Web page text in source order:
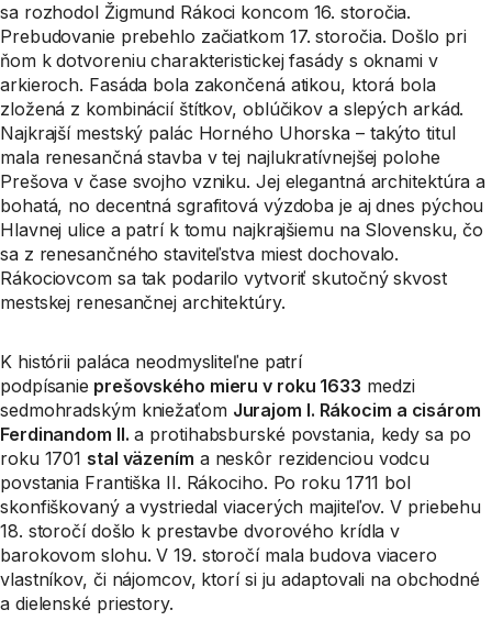
sa rozhodol Žigmund Rákoci koncom 16. storočia.
Prebudovanie prebehlo začiatkom 17. storočia. Došlo pri
ňom k dotvoreniu charakteristickej fasády s oknami v
arkieroch. Fasáda bola zakončená atikou, ktorá bola
zložená z kombinácií štítkov, oblúčikov a slepých arkád.
Najkrajší mestský palác Horného Uhorska – takýto titul
mala renesančná stavba v tej najlukratívnejšej polohe
Prešova v čase svojho vzniku. Jej elegantná architektúra a
bohatá, no decentná sgrafitová výzdoba je aj dnes pýchou
Hlavnej ulice a patrí k tomu najkrajšiemu na Slovensku, čo
sa z renesančného staviteľstva miest dochovalo.
Rákociovcom sa tak podarilo vytvoriť skutočný skvost
mestskej renesančnej architektúry.
K histórii paláca neodmysliteľne patrí
podpísanie prešovského mieru v roku 1633 medzi
sedmohradským kniežaťom Jurajom I. Rákocim a cisárom
Ferdinandom II. a protihabsburské povstania, kedy sa po
roku 1701 stal väzením a neskôr rezidenciou vodcu
povstania Františka II. Rákociho. Po roku 1711 bol
skonfiškovaný a vystriedal viacerých majiteľov. V priebehu
18. storočí došlo k prestavbe dvorového krídla v
barokovom slohu. V 19. storočí mala budova viacero
vlastníkov, či nájomcov, ktorí si ju adaptovali na obchodné
a dielenské priestory.